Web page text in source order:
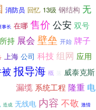
消防员 回忆 13级 钢结构 无
事长 在哪 售价 公安 双号
所持 展会 壁垒 开始 牌子
上海 公司 科技 组网 应用
报导海 概
威泰克斯
漏缆 系统工程 隆重 电
造成 无线电 内容 不敬 激情